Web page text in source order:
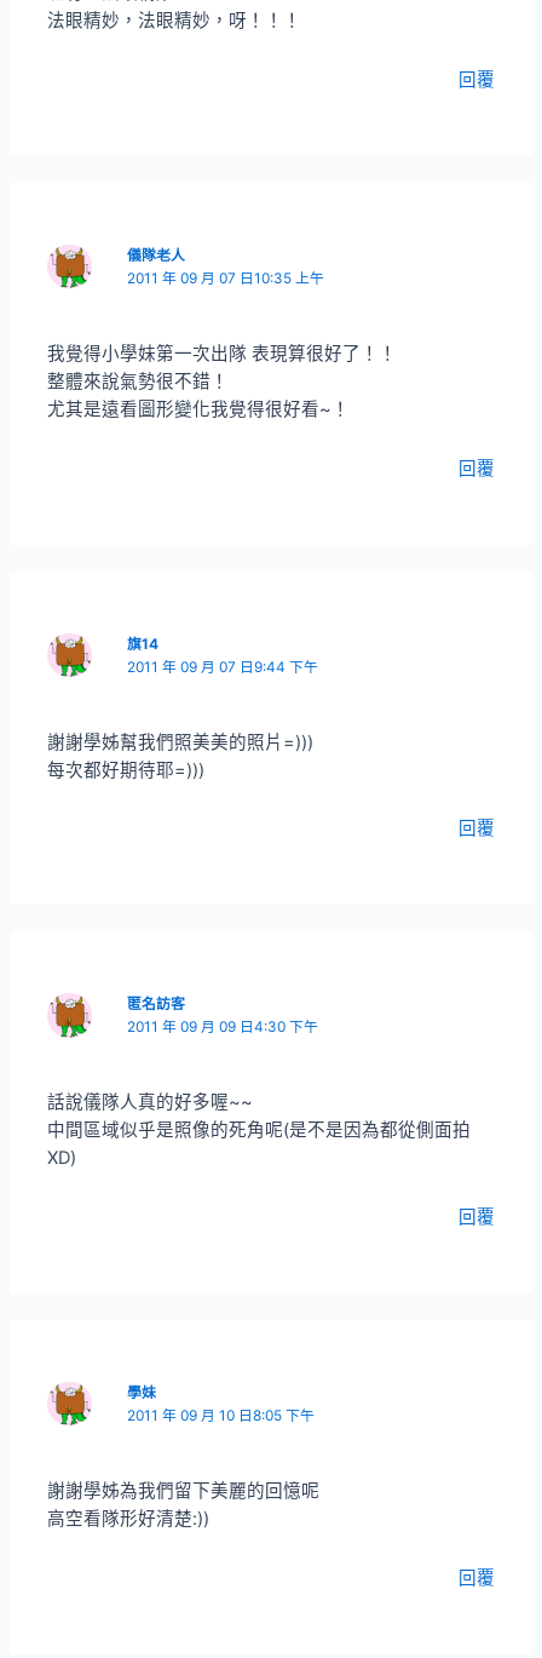
法眼精妙，法眼精妙，呀！！！
回覆
儀隊老人
2011 年 09 月 07 日10:35 上午
我覺得小學妹第一次出隊 表現算很好了！！
整體來說氣勢很不錯！
尤其是遠看圖形變化我覺得很好看~！
回覆
旗14
2011 年 09 月 07 日9:44 下午
謝謝學姊幫我們照美美的照片=)))
每次都好期待耶=)))
回覆
匿名訪客
2011 年 09 月 09 日4:30 下午
話說儀隊人真的好多喔~~
中間區域似乎是照像的死角呢(是不是因為都從側面拍
XD)
回覆
學妹
2011 年 09 月 10 日8:05 下午
謝謝學姊為我們留下美麗的回憶呢
高空看隊形好清楚:))
回覆